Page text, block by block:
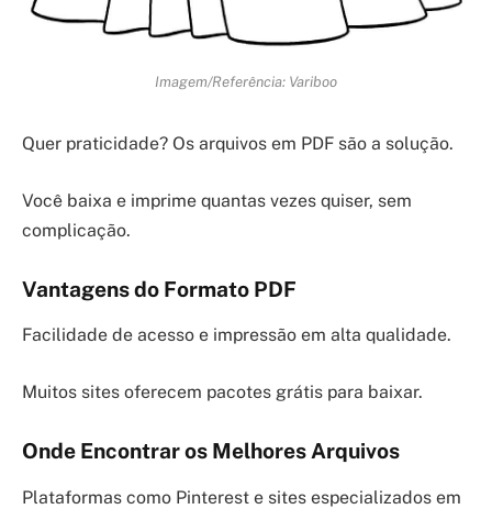
Imagem/Referência: Variboo
Quer praticidade? Os arquivos em PDF são a solução.
Você baixa e imprime quantas vezes quiser, sem
complicação.
Vantagens do Formato PDF
Facilidade de acesso e impressão em alta qualidade.
Muitos sites oferecem pacotes grátis para baixar.
Onde Encontrar os Melhores Arquivos
Plataformas como Pinterest e sites especializados em